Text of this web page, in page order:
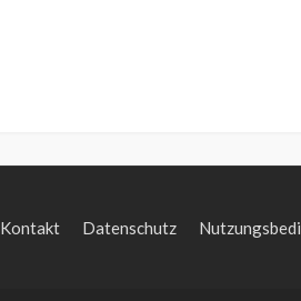
Kontakt Datenschutz